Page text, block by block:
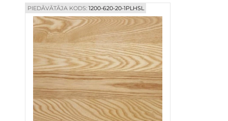
PIEDĀVĀTĀJA KODS:1200-620-20-1PLHSL